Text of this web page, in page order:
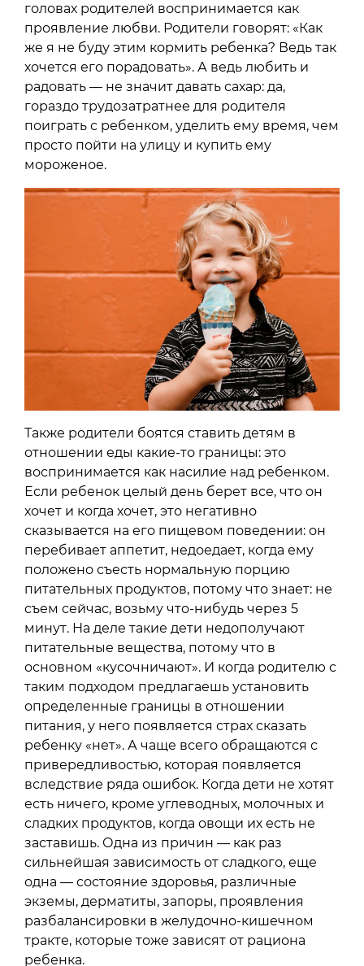
головах родителей воспринимается как
проявление любви. Родители говорят: «Как
же я не буду этим кормить ребенка? Ведь так
хочется его порадовать». А ведь любить и
радовать — не значит давать сахар: да,
гораздо трудозатратнее для родителя
поиграть с ребенком, уделить ему время, чем
просто пойти на улицу и купить ему
мороженое.
Также родители боятся ставить детям в
отношении еды какие-то границы: это
воспринимается как насилие над ребенком.
Если ребенок целый день берет все, что он
хочет и когда хочет, это негативно
сказывается на его пищевом поведении: он
перебивает аппетит, недоедает, когда ему
положено съесть нормальную порцию
питательных продуктов, потому что знает: не
съем сейчас, возьму что-нибудь через 5
минут. На деле такие дети недополучают
питательные вещества, потому что в
основном «кусочничают». И когда родителю с
таким подходом предлагаешь установить
определенные границы в отношении
питания, у него появляется страх сказать
ребенку «нет». А чаще всего обращаются с
привередливостью, которая появляется
вследствие ряда ошибок. Когда дети не хотят
есть ничего, кроме углеводных, молочных и
сладких продуктов, когда овощи их есть не
заставишь. Одна из причин — как раз
сильнейшая зависимость от сладкого, еще
одна — состояние здоровья, различные
экземы, дерматиты, запоры, проявления
разбалансировки в желудочно-кишечном
тракте, которые тоже зависят от рациона
ребенка.